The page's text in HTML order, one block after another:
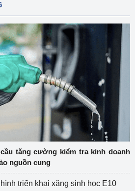
tăng cường kiểm tra kinh doanh
nguồn cung
triển khai xăng sinh học E10